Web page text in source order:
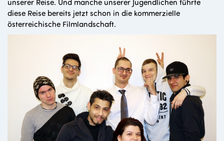
diese Reise bereits jetzt schon in die kommerzielle
österreichische Filmlandschaft.